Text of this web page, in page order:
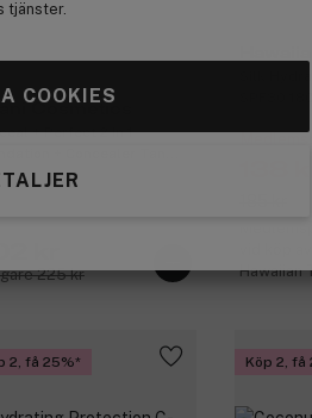
tjänster.
COOKIES
+ Perfect 2 In 1
225 kr
Silk
Hawaiian
2, få 25% Köp 2, få